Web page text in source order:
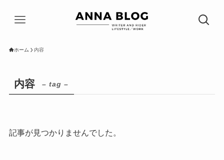
ホーム 内容
内容 – tag –
記事が見つかりませんでした。